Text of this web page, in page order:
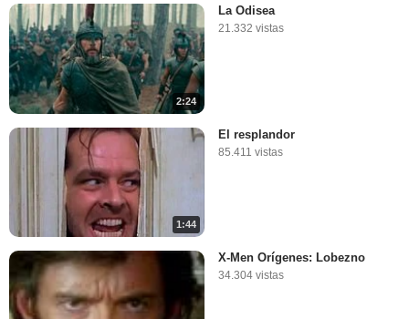
2:24
La Odisea
21.332 vistas
1:44
El resplandor
85.411 vistas
X-Men Orígenes: Lobezno
34.304 vistas